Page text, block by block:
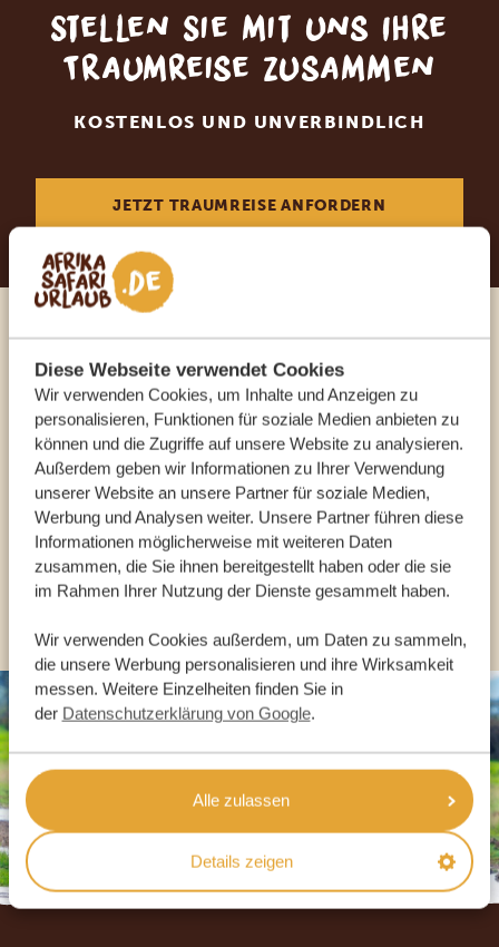
Diese Webseite verwendet Cookies
Wir verwenden Cookies, um Inhalte und Anzeigen zu
personalisieren, Funktionen für soziale Medien anbieten zu
können und die Zugriffe auf unsere Website zu analysieren.
Außerdem geben wir Informationen zu Ihrer Verwendung
unserer Website an unsere Partner für soziale Medien,
Werbung und Analysen weiter. Unsere Partner führen diese
Informationen möglicherweise mit weiteren Daten
zusammen, die Sie ihnen bereitgestellt haben oder die sie
im Rahmen Ihrer Nutzung der Dienste gesammelt haben.
Wir verwenden Cookies außerdem, um Daten zu sammeln,
die unsere Werbung personalisieren und ihre Wirksamkeit
messen. Weitere Einzelheiten finden Sie in
der Datenschutzerklärung von Google.
Alle zulassen
Details zeigen
Stellen Sie mit uns Ihre
Traumreise zusammen
KOSTENLOS UND UNVERBINDLICH
JETZT TRAUMREISE ANFORDERN
Sprechen Sie mit einem
Reiseberater
UNSERE EXPERTEN HELFEN IHNEN GERN
DE:+49 3222 1850 795
ANDERE LÄNDER
Footer